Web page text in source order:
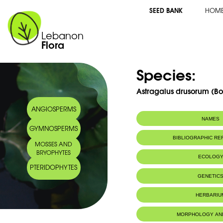
Lebanon
Flora
SEED BANK
ANGIOSPERMS
GYMNOSPERMS
MOSSES AND
BRYOPHYTES
PTERIDOPHYTES
Species:
Astragalus drusorum
NAMES
BIBLIOGRAPHIC
ECOLOGY
Lebanon,
Habitat :
Lieux
Zones à
MORPHOLOGY